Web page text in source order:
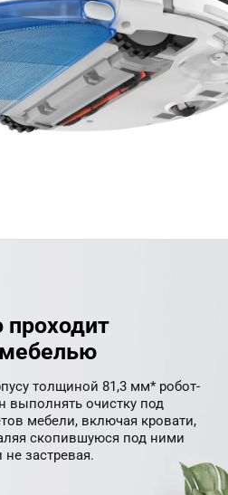
проходит
толщиной 81,3 мм* робот-
выполнять очистку под
мебели, включая кровати,
скопившуюся под ними
не застревая.